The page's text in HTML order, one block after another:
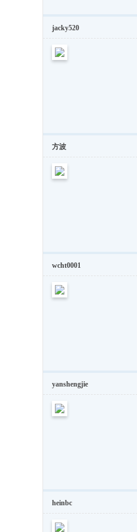
jacky520
方波
wcht0001
yanshengjie
heinbc